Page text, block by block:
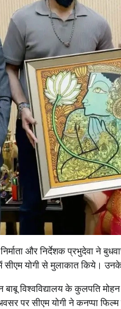
और निर्देशक प्रभुदेवा ने
सीएम योगी से मुलाकात किये।
बाबू विश्वविद्यालय के कुलपति
पर सीएम योगी ने कनप्पा